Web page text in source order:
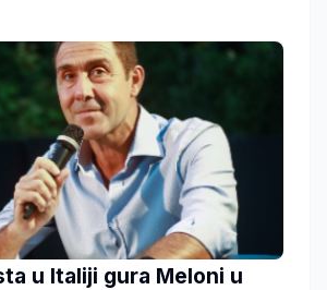
u Italiji gura Meloni u